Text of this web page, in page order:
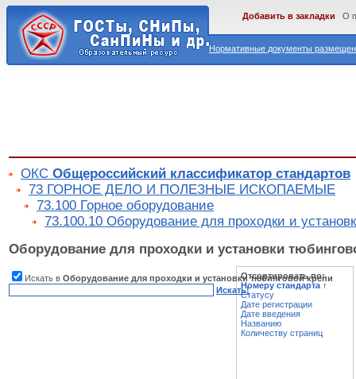
Нормативные документы
Добавить в закладки О
ОКС Общероссийский классификатор стандартов
73 ГОРНОЕ ДЕЛО И ПОЛЕЗНЫЕ ИСКОПАЕМЫЕ
73.100 Горное оборудование
73.100.10 Оборудование для проходки и
Оборудование для проходки и установки
Искать в Оборудование для проходки и установки тюбинговой крепи
Искать!
Отсортировать по:
Номеру стандарта ↑
Статусу
Дате регистрации
Дате введения
Названию
Количеству страниц